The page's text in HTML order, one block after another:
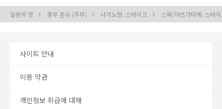
일본의 맛 중부 혼슈 (주부) 나가노현, 스테이크 스와/야츠가타케, 스테
사이트 안내
이용 약관
개인정보 취급에 대해